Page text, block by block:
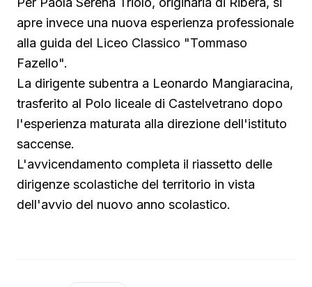
apre invece una nuova esperienza professionale
alla guida del Liceo Classico "Tommaso
Fazello".
La dirigente subentra a Leonardo Mangiaracina,
trasferito al Polo liceale di Castelvetrano dopo
l'esperienza maturata alla direzione dell'istituto
saccense.
L'avvicendamento completa il riassetto delle
dirigenze scolastiche del territorio in vista
dell'avvio del nuovo anno scolastico.